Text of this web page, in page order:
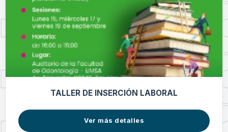
TALLER DE INSERCIÓN LABORAL
Ver más detalles